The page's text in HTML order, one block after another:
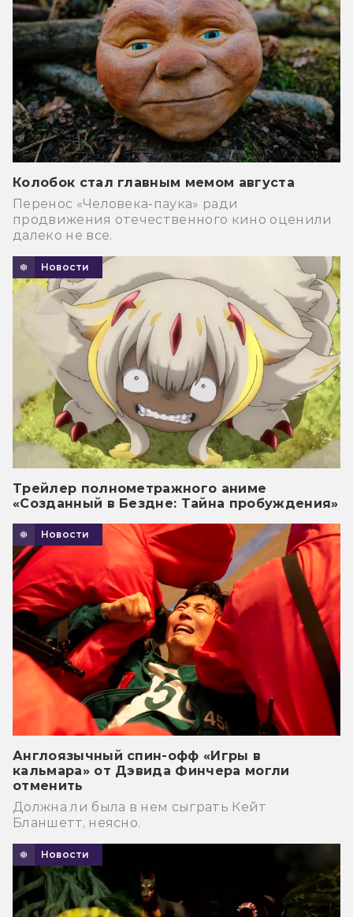
Колобок стал главным мемом августа
Перенос «Человека-паука» ради
продвижения отечественного кино оценили
далеко не все.
Новости
Трейлер полнометражного аниме
«Созданный в Бездне: Тайна пробуждения»
Новости
Англоязычный спин-офф «Игры в
кальмара» от Дэвида Финчера могли
отменить
Должна ли была в нем сыграть Кейт
Бланшетт, неясно.
Новости